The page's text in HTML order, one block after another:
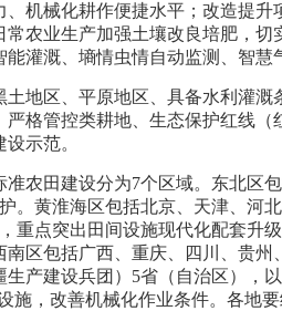
机械化耕作便捷水平；改造提
农业生产加强土壤改良培肥，
灌溉、墒情虫情自动监测、智慧
地区、平原地区、具备水利灌
格管控类耕地、生态保护红线
示范。
农田建设分为7个区域。东北区
黄淮海区包括北京、天津、
点突出田间设施现代化配套升
区包括广西、重庆、四川、贵
产建设兵团）5省（自治区），
，改善机械化作业条件。各地